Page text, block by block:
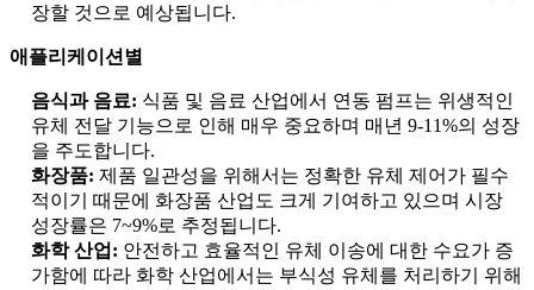
장할 것으로 예상됩니다.
애플리케이션별
음식과 음료: 식품 및 음료 산업에서 연동 펌프는 위생적인 ​​
유체 전달 기능으로 인해 매우 중요하며 매년 9-11%의 성장
을 주도합니다.
화장품: 제품 일관성을 위해서는 정확한 유체 제어가 필수
적이기 때문에 화장품 산업도 크게 기여하고 있으며 시장
성장률은 7~9%로 추정됩니다.
화학 산업: 안전하고 효율적인 유체 이송에 대한 수요가 증
가함에 따라 화학 산업에서는 부식성 유체를 처리하기 위해